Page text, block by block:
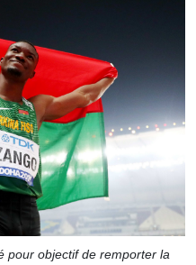
pour objectif de remporter la